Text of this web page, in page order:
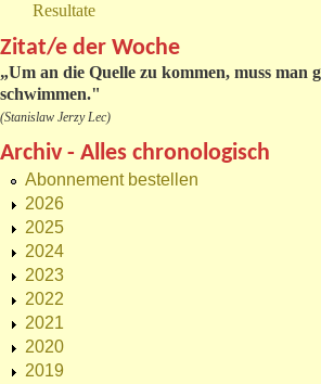
Resultate
Zitat/e der Woche
„Um an die Quelle zu kommen, muss man
schwimmen."
(Stanislaw Jerzy Lec)
Archiv - Alles chronologisch
Abonnement bestellen
2026
2025
2024
2023
2022
2021
2020
2019